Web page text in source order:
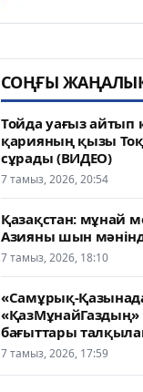
СОҢҒЫ
Тойда уағыз айтып
қарияның қызы
сұрады (ВИДЕО)
7 тамыз, 2026, 20:54
Қазақстан: мұнай
Азияны шын
7 тамыз, 2026, 18:10
«Самұрық-
«ҚазМұнайГаздың»
бағыттары
7 тамыз, 2026, 17:59